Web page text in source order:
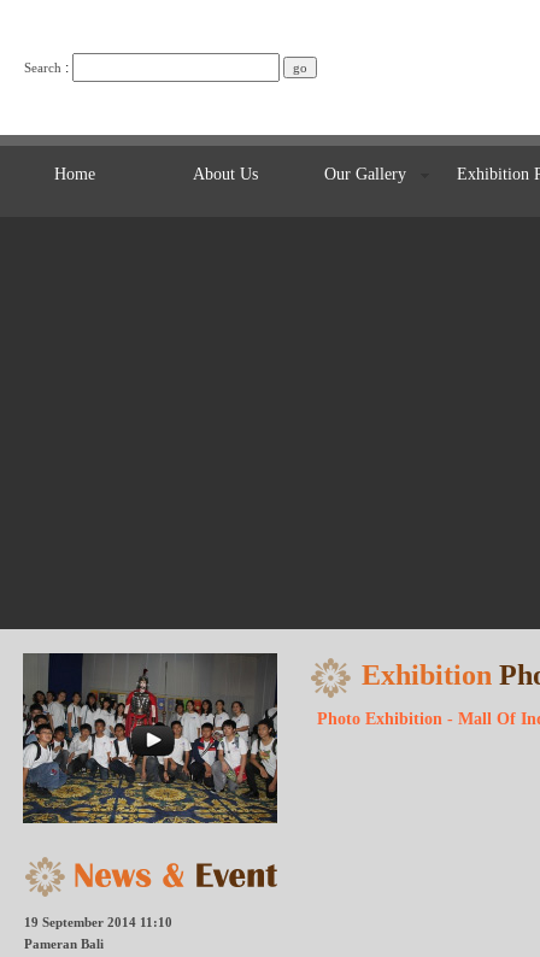
Search :
Home About Us Our Gallery Exhibition
19 September 2014 11:10
Pameran Bali
Exhibition
Photo Exhibition - Mall Of